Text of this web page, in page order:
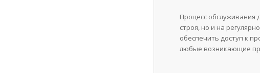
Процесс обслуживания
строя, но и на
обеспечить доступ к
любые возникающие